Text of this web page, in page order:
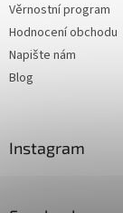
Věrnostní program
Hodnocení obchodu
Napište nám
Blog
Instagram